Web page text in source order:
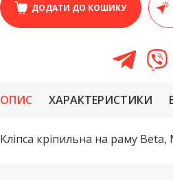
ДОДАТИ ДО КОШИКУ
ОПИС ХАРАКТЕРИСТИКИ
Кліпса кріпильна на раму Beta,